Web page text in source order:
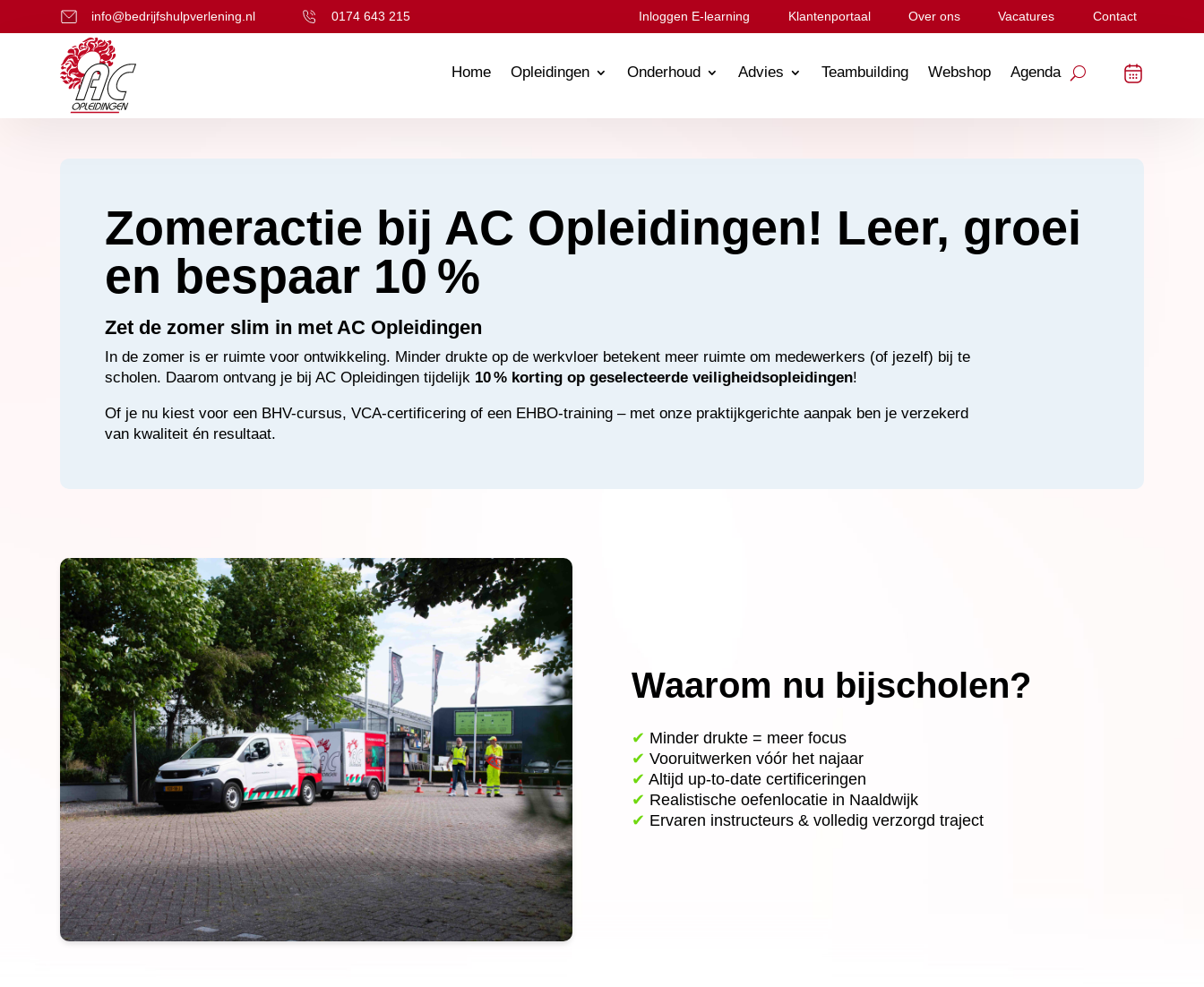
info@bedrijfshulpverlening.nl 0174 643 215 Contact
Vacatures
Over ons
Klantenportaal
Inloggen E-learning
Home Opleidingen Onderhoud Advies Teambuilding Webshop Agenda
Zomeractie bij AC Opleidingen! Leer, groei
en bespaar 10 %
Zet de zomer slim in met AC Opleidingen
In de zomer is er ruimte voor ontwikkeling. Minder drukte op de werkvloer betekent meer ruimte om medewerkers (of jezelf) bij te
scholen. Daarom ontvang je bij AC Opleidingen tijdelijk 10 % korting op geselecteerde veiligheidsopleidingen!
Of je nu kiest voor een BHV-cursus, VCA-certificering of een EHBO-training – met onze praktijkgerichte aanpak ben je verzekerd
van kwaliteit én resultaat.
Waarom nu bijscholen?
✔ Minder drukte = meer focus
✔ Vooruitwerken vóór het najaar
✔ Altijd up-to-date certificeringen
✔ Realistische oefenlocatie in Naaldwijk
✔ Ervaren instructeurs & volledig verzorgd traject